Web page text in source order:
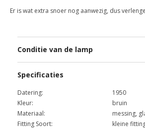
Er is wat extra snoer nog aanwezig, dus
Conditie van de lamp
Specificaties
Datering:
1950
Kleur:
bruin
Materiaal:
messing,
Fitting Soort:
kleine